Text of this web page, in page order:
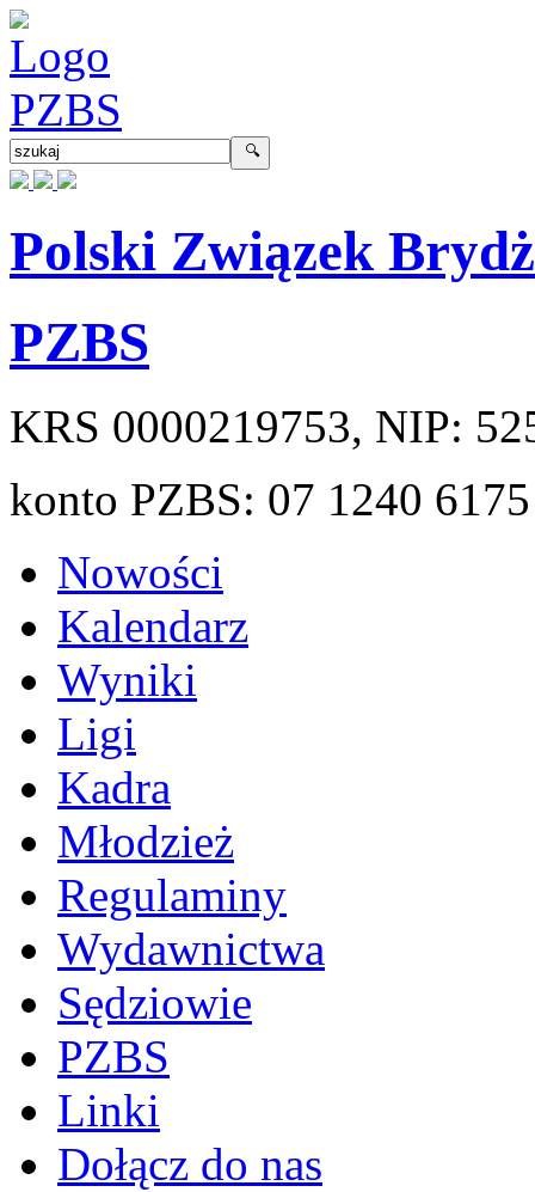
Polski Związek
PZBS
KRS 0000219753, NIP:
konto PZBS: 07 1240
Nowości
Kalendarz
Wyniki
Ligi
Kadra
Młodzież
Regulaminy
Wydawnictwa
Sędziowie
PZBS
Linki
Dołącz do nas